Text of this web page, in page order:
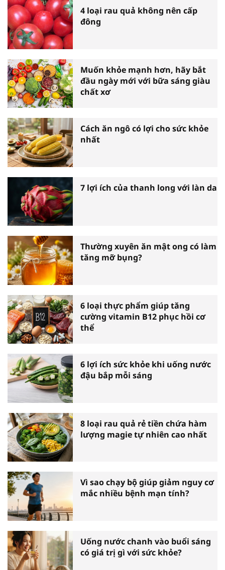
4 loại rau quả không nên cấp
đông
Muốn khỏe mạnh hơn, hãy bắt
đầu ngày mới với bữa sáng giàu
chất xơ
Cách ăn ngô có lợi cho sức khỏe
nhất
7 lợi ích của thanh long với làn da
Thường xuyên ăn mật ong có làm
tăng mỡ bụng?
6 loại thực phẩm giúp tăng
cường vitamin B12 phục hồi cơ
thể
6 lợi ích sức khỏe khi uống nước
đậu bắp mỗi sáng
8 loại rau quả rẻ tiền chứa hàm
lượng magie tự nhiên cao nhất
Vì sao chạy bộ giúp giảm nguy cơ
mắc nhiều bệnh mạn tính?
Uống nước chanh vào buổi sáng
có giá trị gì với sức khỏe?